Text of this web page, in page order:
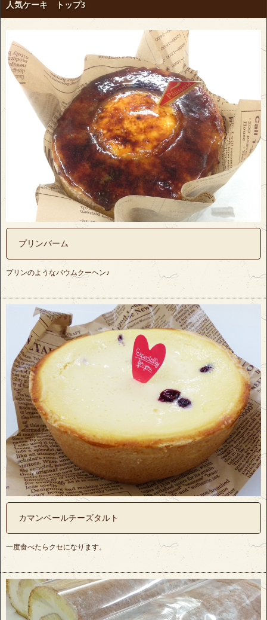
人気ケーキ トップ3
プリンバーム
プリンのようなバウムクーヘン♪
カマンベールチーズタルト
一度食べたらクセになります。